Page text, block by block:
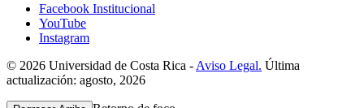
Facebook Institucional
YouTube
Instagram
© 2026 Universidad de Costa Rica - Aviso Legal. Última
actualización: agosto, 2026